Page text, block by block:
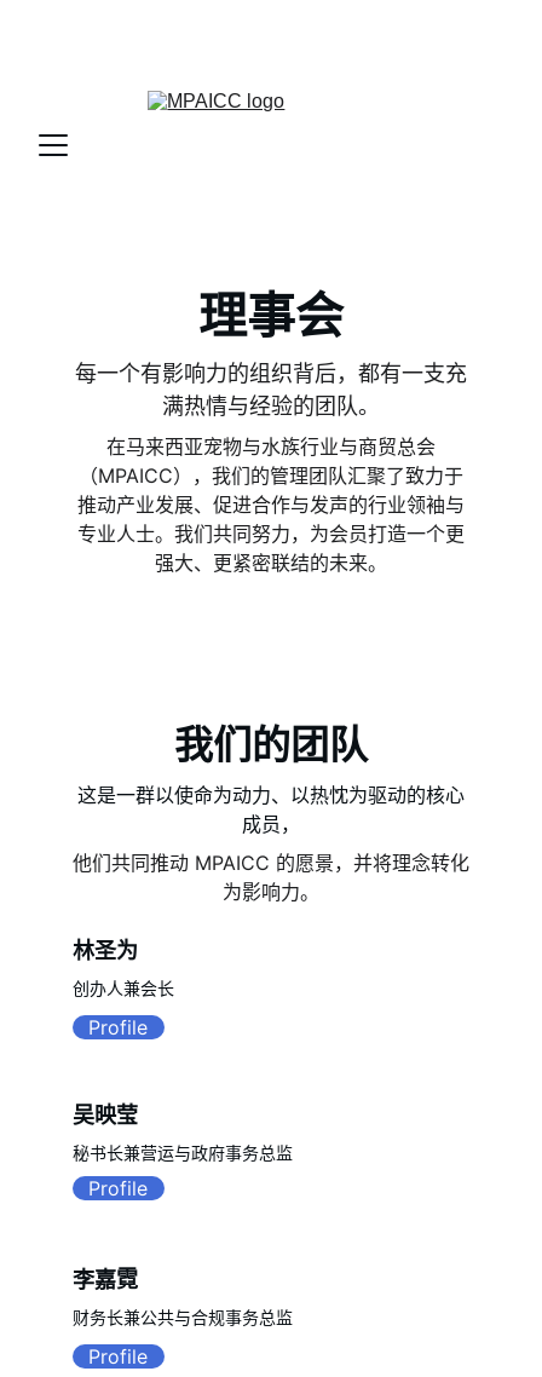
理事会
每一个有影响力的组织背后，都有一支充
满热情与经验的团队。
在马来西亚宠物与水族行业与商贸总会
（MPAICC），我们的管理团队汇聚了致力于
推动产业发展、促进合作与发声的行业领袖与
专业人士。我们共同努力，为会员打造一个更
强大、更紧密联结的未来。
我们的团队
这是一群以使命为动力、以热忱为驱动的核心
成员，
他们共同推动 MPAICC 的愿景，并将理念转化
为影响力。
林圣为
创办人兼会长
吴映莹
秘书长兼营运与政府事务总监
李嘉霓
财务长兼公共与合规事务总监
Profile
Profile
Profile